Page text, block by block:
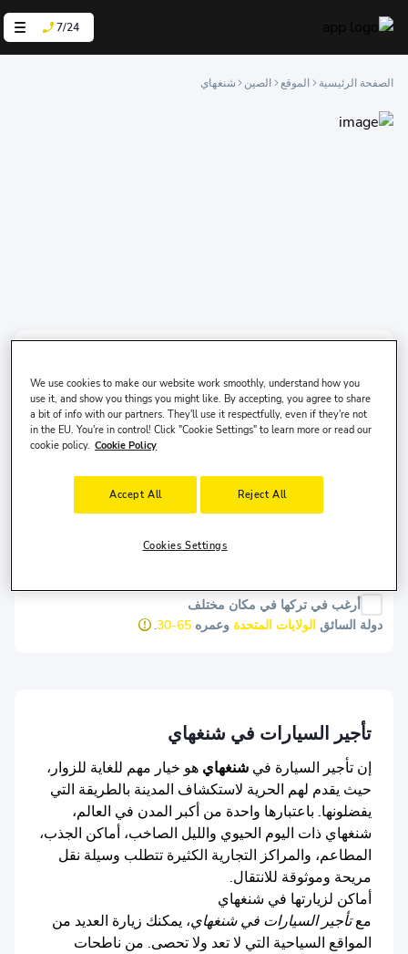
7/24
الصفحة الرئيسية الموقع الصين شنغهاي
تاريخ الاستلام
وقت الاستلام
10:00
وقت التسليم
أرغب في تركها في مكان مختلف
دولة السائق الولايات المتحدة وعمره 30-65
.
تأجير السيارات في شنغهاي
إن تأجير السيارة في شنغهاي هو خيار مهم للغاية للزوار،
حيث يقدم لهم الحرية لاستكشاف المدينة بالطريقة التي
يفضلونها. باعتبارها واحدة من أكبر المدن في العالم،
شنغهاي ذات اليوم الحيوي والليل الصاخب، أماكن الجذب،
المطاعم، والمراكز التجارية الكثيرة تتطلب وسيلة نقل
مريحة وموثوقة للانتقال.
أماكن لزيارتها في شنغهاي
معتأجير السيارات في شنغهاي، يمكنك زيارة العديد من
المواقع السياحية التي لا تعد ولا تحصى. من ناطحات
We use cookies to make our website work smoothly, understand how you
use it, and show you things you might like. By accepting, you agree to share
a bit of info with our partners. They'll use it respectfully, even if they're not
in the EU. You're in control! Click "Cookie Settings" to learn more or read our
cookie policy. Cookie Policy
Reject All
Accept All
Cookies Settings